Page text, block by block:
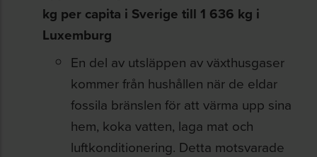
kg per capita i Sverige till 1 636 kg i
Luxemburg
En del av utsläppen av växthusgaser
kommer från hushållen när de eldar
fossila bränslen för att värma upp sina
hem, koka vatten, laga mat och
luftkonditionering. Detta motsvarade